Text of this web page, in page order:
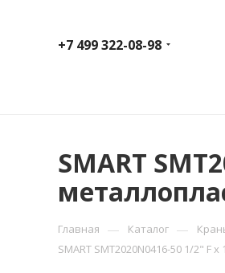
+7 499 322-08-98
SMART
Главная — Каталог —
SMART SMT2020N0416-50 1/2"